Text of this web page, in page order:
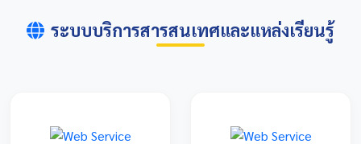
ระบบบริการสารสนเทศและแหล่งเรียนรู้